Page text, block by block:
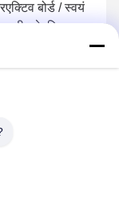
बोर्ड / स्वयं
मशीन के लिए
कियोस्क
मूल्य प्राप्त करें